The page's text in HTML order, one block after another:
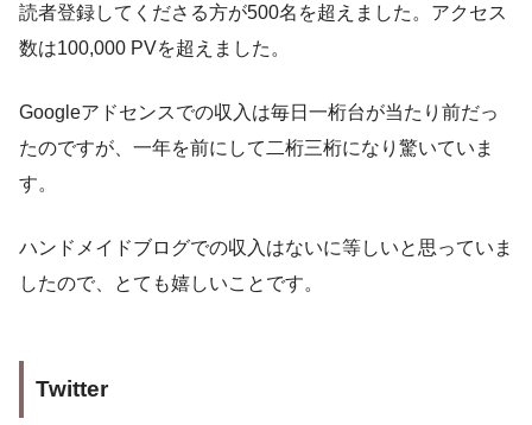
読者登録してくださる方が500名を超えました。アクセス
数は100,000 PVを超えました。
Googleアドセンスでの収入は毎日一桁台が当たり前だっ
たのですが、一年を前にして二桁三桁になり驚いていま
す。
ハンドメイドブログでの収入はないに等しいと思っていま
したので、とても嬉しいことです。
Twitter